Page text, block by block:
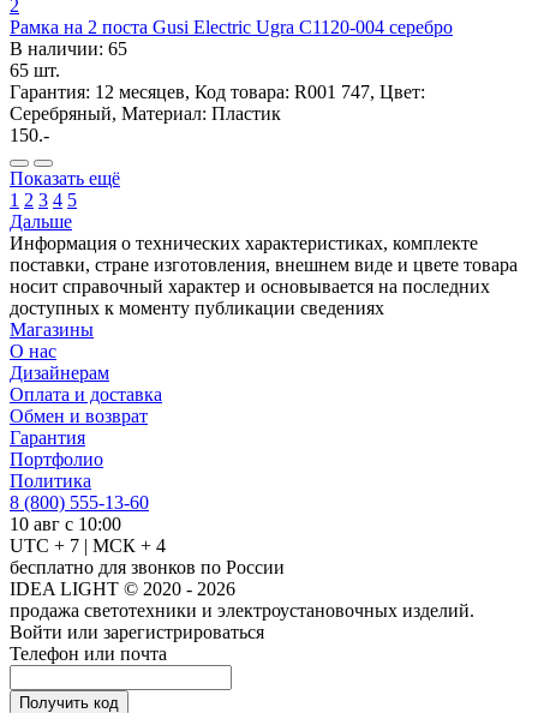
2
Рамка на 2 поста Gusi Electric Ugra С1120-004 серебро
В наличии: 65
65 шт.
Гарантия: 12 месяцев, Код товара: R001 747, Цвет:
Серебряный, Материал: Пластик
150.-
Показать ещё
1 2 3 4 5
Дальше
Информация о технических характеристиках, комплекте
поставки, стране изготовления, внешнем виде и цвете товара
носит справочный характер и основывается на последних
доступных к моменту публикации сведениях
Магазины
О нас
Дизайнерам
Оплата и доставка
Обмен и возврат
Гарантия
Портфолио
Политика
8 (800) 555-13-60
10 авг с 10:00
UTC + 7 | МСК + 4
бесплатно для звонков по России
IDEA LIGHT © 2020 - 2026
продажа светотехники и электроустановочных изделий.
Войти или зарегистрироваться
Телефон или почта
Получить код